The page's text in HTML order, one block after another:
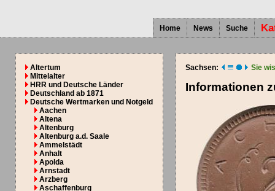
Home News Suche
Altertum
Mittelalter
HRR und Deutsche Länder
Deutschland ab 1871
Deutsche Wertmarken und Notgeld
Aachen
Altena
Altenburg
Altenburg a.d. Saale
Ammelstädt
Anhalt
Apolda
Arnstadt
Arzberg
Aschaffenburg
Sachsen: Sie
Informationen